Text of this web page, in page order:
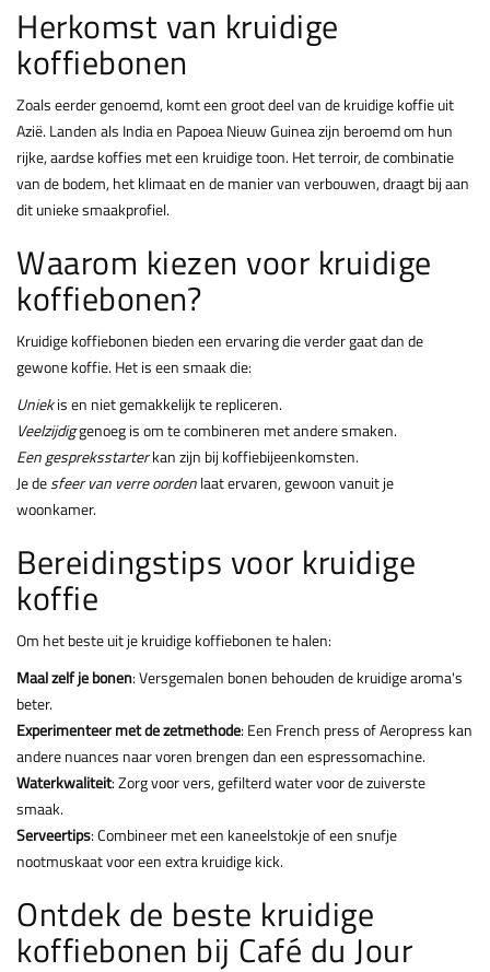
Herkomst van kruidige
koffiebonen
Zoals eerder genoemd, komt een groot deel van de kruidige koffie uit
Azië. Landen als India en Papoea Nieuw Guinea zijn beroemd om hun
rijke, aardse koffies met een kruidige toon. Het terroir, de combinatie
van de bodem, het klimaat en de manier van verbouwen, draagt bij aan
dit unieke smaakprofiel.
Waarom kiezen voor kruidige
koffiebonen?
Kruidige koffiebonen bieden een ervaring die verder gaat dan de
gewone koffie. Het is een smaak die:
Uniekis en niet gemakkelijk te repliceren.
Veelzijdiggenoeg is om te combineren met andere smaken.
Een gespreksstarterkan zijn bij koffiebijeenkomsten.
Je desfeer van verre oordenlaat ervaren, gewoon vanuit je
woonkamer.
Bereidingstips voor kruidige
koffie
Om het beste uit je kruidige koffiebonen te halen:
Maal zelf je bonen: Versgemalen bonen behouden de kruidige aroma's
beter.
Experimenteer met de zetmethode: Een French press of Aeropress kan
andere nuances naar voren brengen dan een espressomachine.
Waterkwaliteit: Zorg voor vers, gefilterd water voor de zuiverste
smaak.
Serveertips: Combineer met een kaneelstokje of een snufje
nootmuskaat voor een extra kruidige kick.
Ontdek de beste kruidige
koffiebonen bij Café du Jour